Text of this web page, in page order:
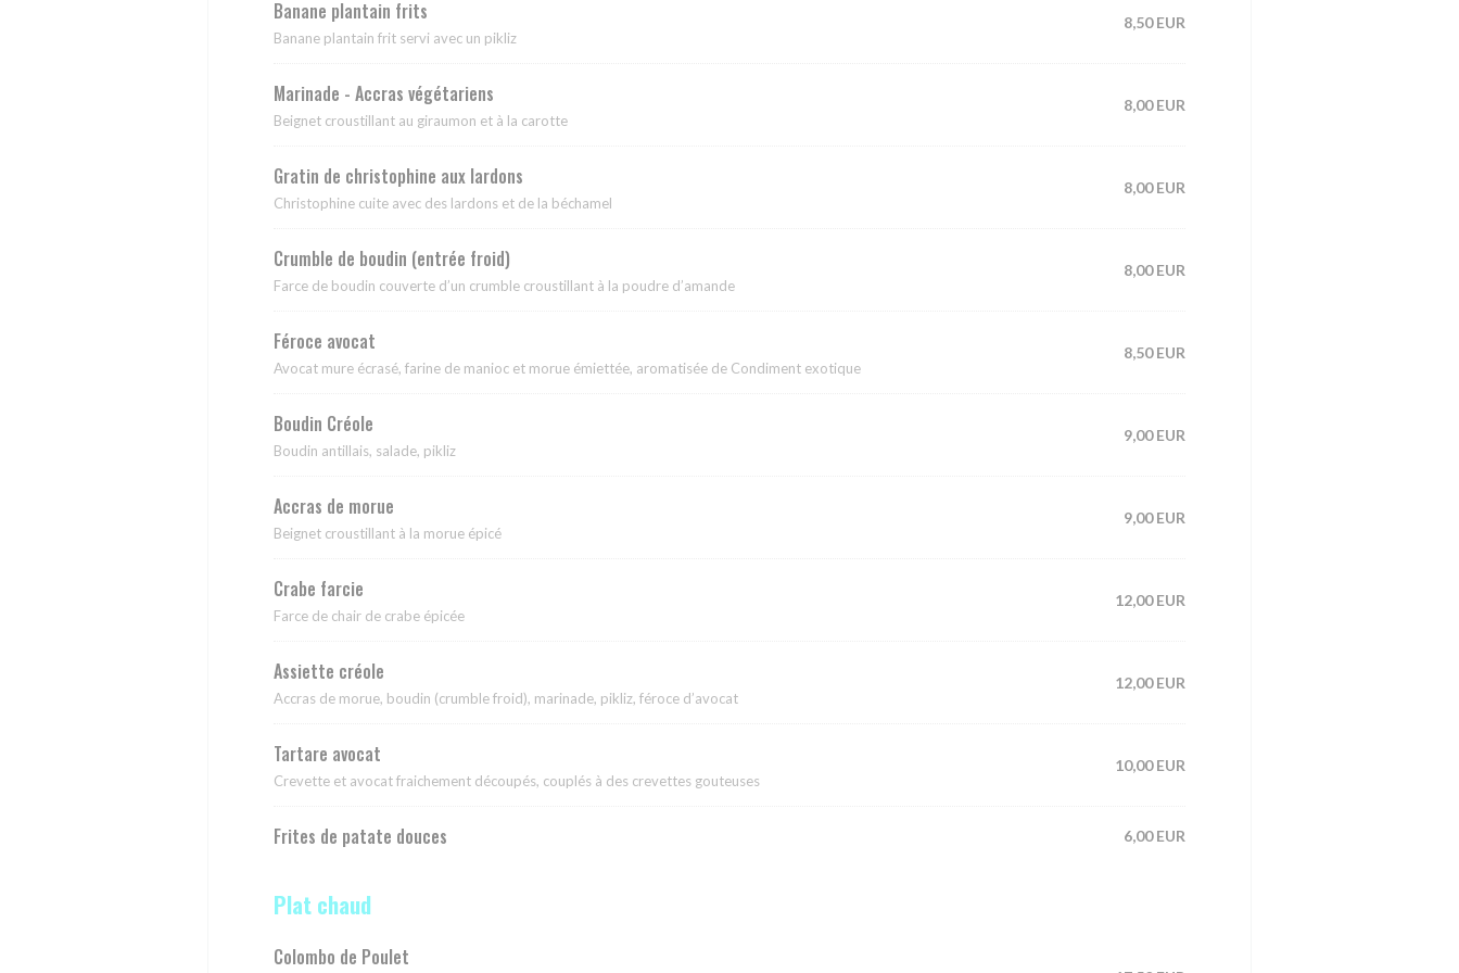
Banane plantain frits
Banane plantain frit servi avec un pikliz
8,50 EUR
Marinade - Accras végétariens
Beignet croustillant au giraumon et à la carotte
8,00 EUR
Gratin de christophine aux lardons
Christophine cuite avec des lardons et de la béchamel
8,00 EUR
Crumble de boudin (entrée froid)
Farce de boudin couverte d’un crumble croustillant à la poudre d’amande
8,00 EUR
Féroce avocat
Avocat mure écrasé, farine de manioc et morue émiettée, aromatisée de Condiment exotique
8,50 EUR
Boudin Créole
Boudin antillais, salade, pikliz
9,00 EUR
Accras de morue
Beignet croustillant à la morue épicé
9,00 EUR
Crabe farcie
Farce de chair de crabe épicée
12,00 EUR
Assiette créole
Accras de morue, boudin (crumble froid), marinade, pikliz, féroce d’avocat
12,00 EUR
Tartare avocat
Crevette et avocat fraichement découpés, couplés à des crevettes gouteuses
10,00 EUR
Frites de patate douces 6,00 EUR
Plat chaud
Colombo de Poulet